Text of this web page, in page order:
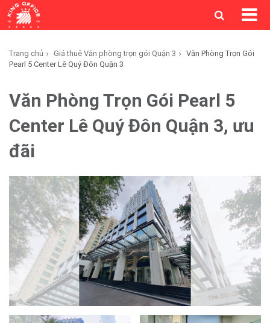
Trang chủ Giá thuê Văn phòng trọn gói Quận 3
Văn Phòng Trọn Gói
Pearl 5 Center Lê Quý Đôn Quận 3
Văn Phòng Trọn Gói Pearl 5
Center Lê Quý Đôn Quận 3, ưu
đãi